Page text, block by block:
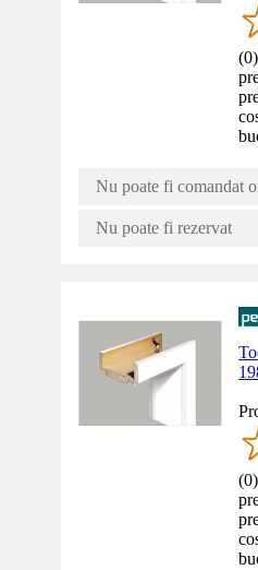
(0)
Nu poate fi comandat
Nu poate fi rezervat
(0)